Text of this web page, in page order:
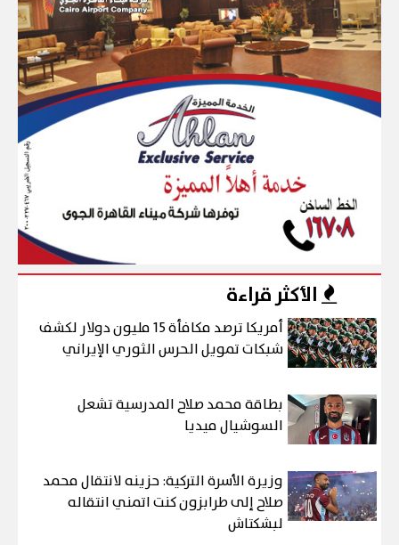
الأكثر قراءة
أمريكا ترصد مكافأة 15 مليون دولار لكشف
شبكات تمويل الحرس الثوري الإيراني
بطاقة محمد صلاح المدرسية تشعل
السوشيال ميديا
وزيرة الأسرة التركية: حزينه لانتقال محمد
صلاح إلى طرابزون كنت اتمني انتقاله
لبشكتاش